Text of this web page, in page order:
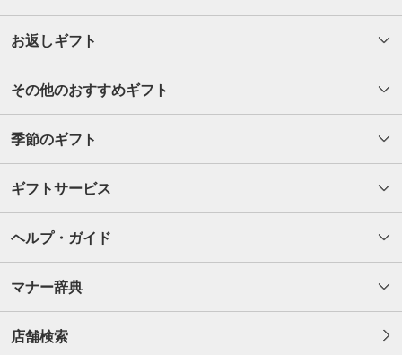
お返しギフト
その他のおすすめギフト
季節のギフト
ギフトサービス
ヘルプ・ガイド
マナー辞典
店舗検索